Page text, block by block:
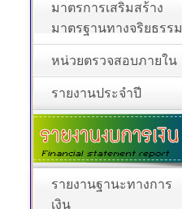
มาตรการเสริมสร้าง
มาตรฐานทางจริยธรรม
หน่วยตรวจสอบภายใน
รายงานประจำปี
รายงานฐานะทางการ
เงิน